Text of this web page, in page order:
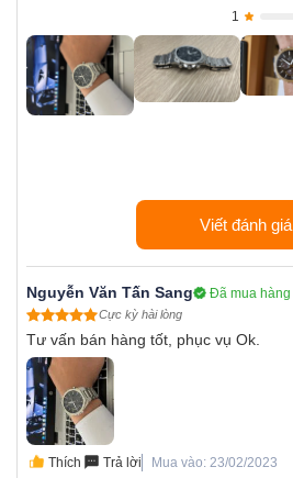
1
Viết đánh giá
Nguyễn Văn Tấn Sang Đã mua hàng
Cực kỳ hài lòng
Tư vấn bán hàng tốt, phục vụ Ok.
Thích Trả lời Mua vào: 23/02/2023